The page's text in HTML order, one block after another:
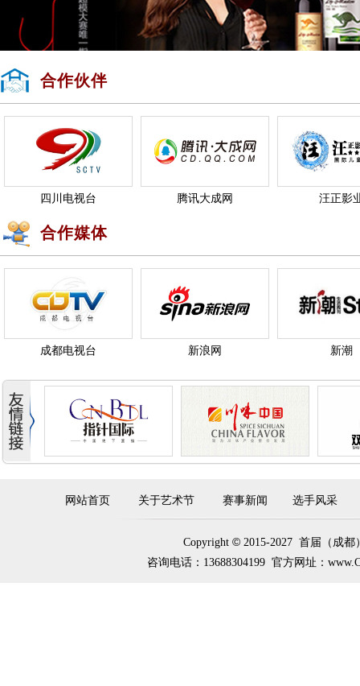
合作伙伴
四川电视台 腾讯大成网 汪正影
合作媒体
成都电视台 新浪网 新潮
网站首页 关于艺术节 赛事新闻 选手风采
Copyright © 2015-2027 首届（成
咨询电话：13688304199 官方网址：